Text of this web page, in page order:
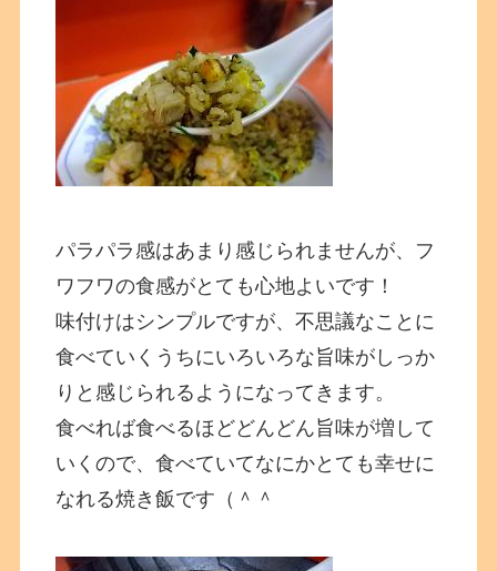
パラパラ感はあまり感じられませんが、フ
ワフワの食感がとても心地よいです！
味付けはシンプルですが、不思議なことに
食べていくうちにいろいろな旨味がしっか
りと感じられるようになってきます。
食べれば食べるほどどんどん旨味が増して
いくので、食べていてなにかとても幸せに
なれる焼き飯です（＾＾